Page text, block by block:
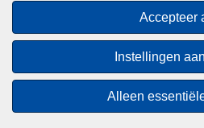
Accepteer
Instellingen
Alleen
© 2026